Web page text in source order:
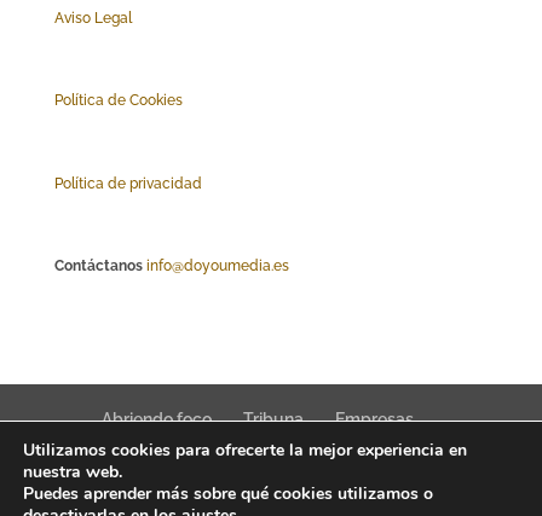
Aviso Legal
Política de Cookies
Política de privacidad
Contáctanos info@doyoumedia.es
Abriendo foco Tribuna
Empresas
Actualidad
Innovación Tendencias
Utilizamos cookies para ofrecerte la mejor experiencia en
nuestra web.
Puedes aprender más sobre qué cookies utilizamos o